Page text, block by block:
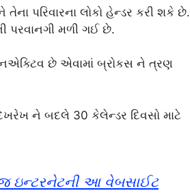
પરિવારના લોકો હેન્ડર કરી શકે છે.
પરવાનગી મળી ગઈ છે.
છે એવામાં બ્રોકસ ને ત્રણ
ને બદલે 30 કેલેન્ડર દિવસો માટે
જ ઇન્ટરનેટની આ વેબસાઈટ